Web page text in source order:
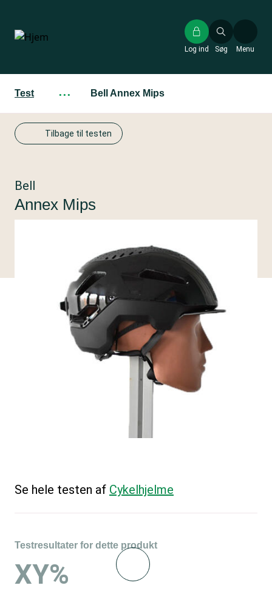
hovedindhold
Søg
Log ind Menu
Test ··· Bell Annex Mips
Tilbage til testen
Bell
Annex Mips
Se hele testen af Cykelhjelme
Testresultater for dette produkt
XY%